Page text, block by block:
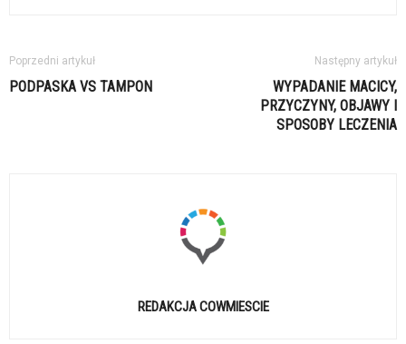
Poprzedni artykuł
PODPASKA VS TAMPON
Następny artykuł
WYPADANIE MACICY,
PRZYCZYNY, OBJAWY I
SPOSOBY LECZENIA
REDAKCJA COWMIESCIE